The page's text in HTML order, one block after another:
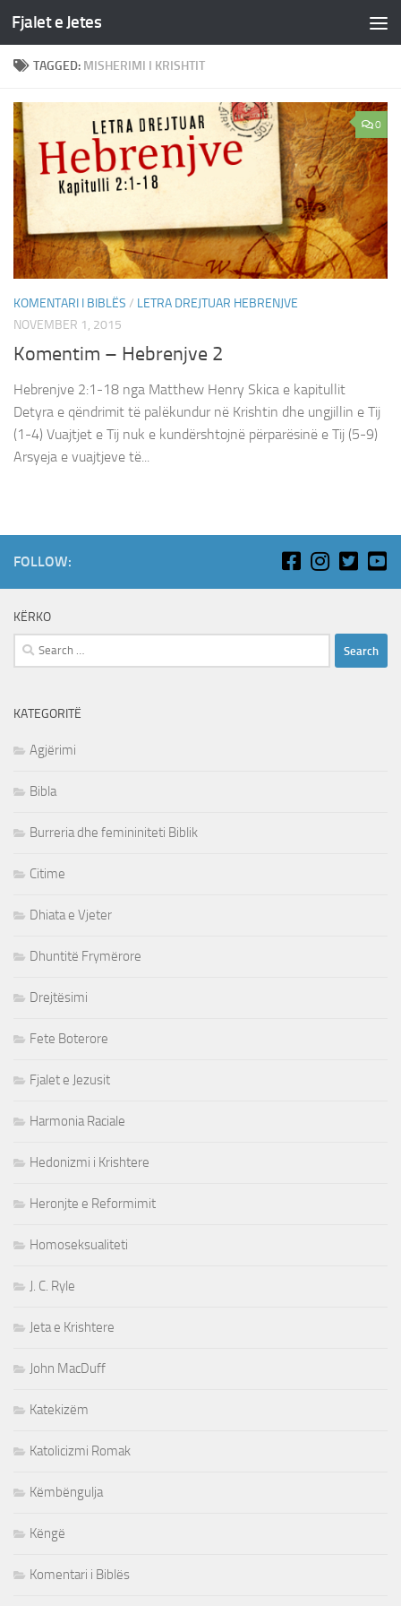
Skip to content
Fjalet e Jetes
TAGGED: MISHERIMI I KRISHTIT
0
KOMENTARI I BIBLËS / LETRA DREJTUAR HEBRENJVE
NOVEMBER 1, 2015
Komentim – Hebrenjve 2
Hebrenjve 2:1-18 nga Matthew Henry Skica e kapitullit
Detyra e qëndrimit të palëkundur në Krishtin dhe ungjillin e Tij
(1-4) Vuajtjet e Tij nuk e kundërshtojnë përparësinë e Tij (5-9)
Arsyeja e vuajtjeve të...
FOLLOW:
KËRKO
Search
for:
KATEGORITË
Agjërimi
Bibla
Burreria dhe femininiteti Biblik
Citime
Dhiata e Vjeter
Dhuntitë Frymërore
Drejtësimi
Fete Boterore
Fjalet e Jezusit
Harmonia Raciale
Hedonizmi i Krishtere
Heronjte e Reformimit
Homoseksualiteti
J. C. Ryle
Jeta e Krishtere
John MacDuff
Katekizëm
Katolicizmi Romak
Këmbëngulja
Këngë
Komentari i Biblës